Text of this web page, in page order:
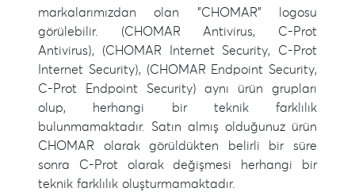
markalarımızdan olan "CHOMAR" logosu
görülebilir. (CHOMAR Antivirus, C-Prot
Antivirus), (CHOMAR Internet Security, C-Prot
Internet Security), (CHOMAR Endpoint Security,
C-Prot Endpoint Security) aynı ürün grupları
olup, herhangi bir teknik farklılık
bulunmamaktadır. Satın almış olduğunuz ürün
CHOMAR olarak görüldükten belirli bir süre
sonra C-Prot olarak değişmesi herhangi bir
teknik farklılık oluşturmamaktadır.